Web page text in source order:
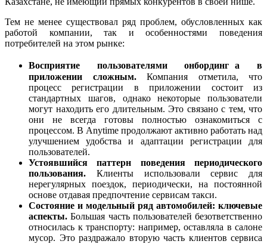
Тем не менее существовал ряд проблем, обусловленных как
работой компании, так и особенностями поведения
потребителей на этом рынке:
Восприятие пользователями онбординг
а в
приложении сложным. Компания отметила, что
процесс регистрации в приложении состоит из
стандартных шагов, однако некоторые пользователи
могут находить его длительным. Это связано с тем, что
они не всегда готовы полностью ознакомиться с
процессом. В Anytime продолжают активно работать над
улучшением удобства и адаптации регистрации для
пользователей.
Устоявшийся паттерн поведения периодического
пользования. Клиенты использовали сервис для
нерегулярных поездок, периодически, на постоянной
основе отдавая предпочтение сервисам такси.
Состояние и модельный ряд автомобилей: ключевые
аспекты.Большая часть пользователей безответственно
относилась к транспорту: например, оставляла в салоне
мусор. Это раздражало вторую часть клиентов сервиса